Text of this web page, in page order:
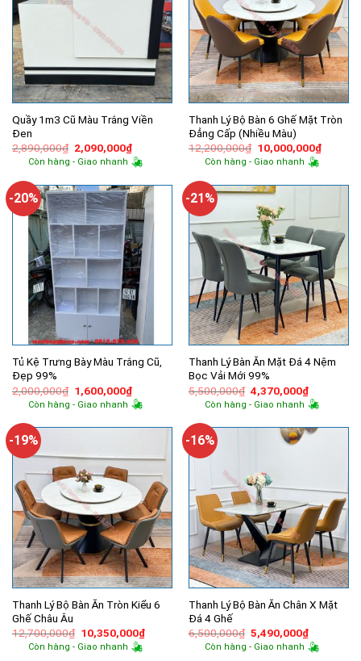
Quầy 1m3 Cũ Màu Trắng Viền
Đen
2,890,000₫ Giá
gốc
là:
2,090,000₫Giá
hiện
tại
2,090,000₫.
Còn hàng - Giao nhanh
Thanh Lý Bộ Bàn 6 Ghế Mặt Tròn
Đẳng Cấp (Nhiều Màu)
12,200,000₫ Giá
gốc
là:
10,000,000₫Giá
hiện
Còn hàng - Giao nhanh
-20%
Tủ Kệ Trưng Bày Màu Trắng Cũ,
Đẹp 99%
2,000,000₫ Giá
gốc
là:
1,600,000₫Giá
hiện
tại
1,600,000₫.
Còn hàng - Giao nhanh
-21%
Thanh Lý Bàn Ăn Mặt Đá 4 Nệm
Bọc Vải Mới 99%
5,500,000₫ Giá
gốc
là:
4,370,000₫Giá
hiện
tại
Còn hàng - Giao nhanh
-19%
Thanh Lý Bộ Bàn Ăn Tròn Kiểu 6
Ghế Châu Âu
12,700,000₫ Giá
gốc
là:
10,350,000₫Giá
hiện
Còn hàng - Giao nhanh
-16%
Thanh Lý Bộ Bàn Ăn Chân X Mặt
Đá 4 Ghế
6,500,000₫ Giá
gốc
là:
5,490,000₫Giá
hiện
tại
Còn hàng - Giao nhanh